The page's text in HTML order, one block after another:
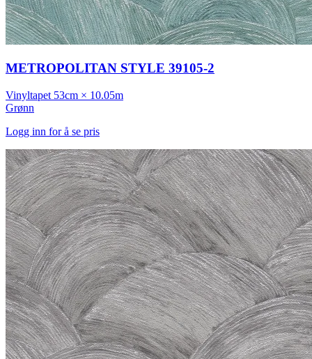
METROPOLITAN STYLE 39105-2
Vinyltapet 53cm × 10.05m
Grønn
Logg inn for å se pris